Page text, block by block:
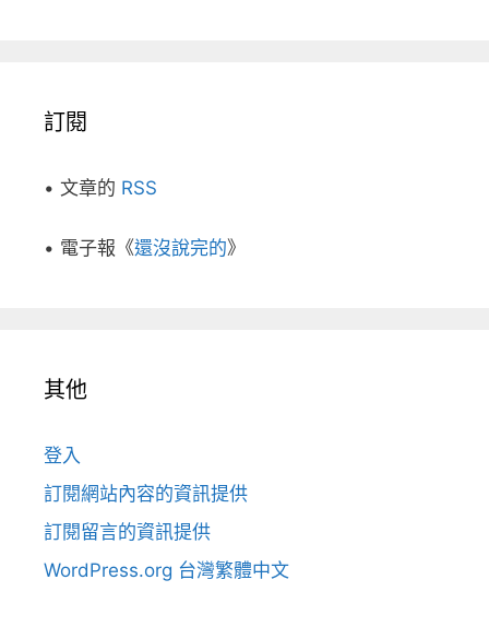
訂閱
• 文章的 RSS
• 電子報《還沒說完的》
其他
登入
訂閱網站內容的資訊提供
訂閱留言的資訊提供
WordPress.org 台灣繁體中文